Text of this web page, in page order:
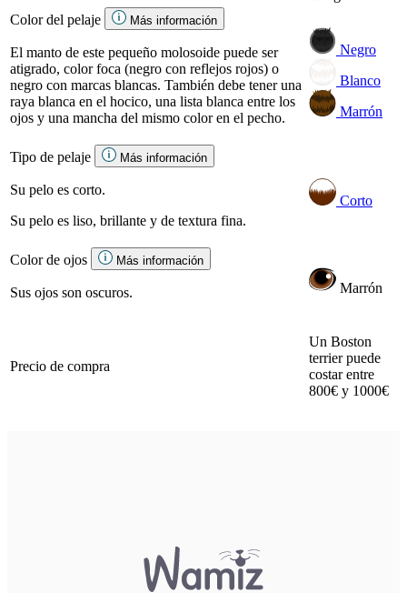
Color del pelaje
Más información
El manto de este pequeño molosoide puede ser
atigrado, color foca (negro con reflejos rojos) o
negro con marcas blancas. También debe tener una
raya blanca en el hocico, una lista blanca entre los
ojos y una mancha del mismo color en el pecho.
Negro
Blanco
Marrón
Tipo de pelaje Más información
Su pelo es corto.
Su pelo es liso, brillante y de textura fina.
Corto
Color de ojos Más información
Sus ojos son oscuros. Marrón
Precio de compra
Un Boston
terrier puede
costar entre
800€ y 1000€